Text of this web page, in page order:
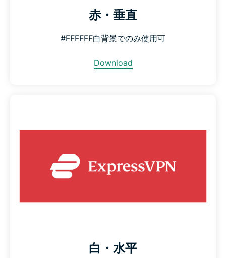
赤・垂直
#FFFFFF白背景でのみ使用可
Download
白・水平